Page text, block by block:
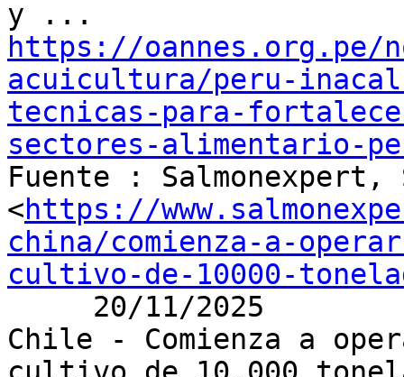
https://oannes.org.pe/
acuicultura/peru-
tecnicas-para-
sectores-alimentario-
Fuente : Salmonexpert,
<https://
china/comienza-a-
cultivo-de-10000-
Chile - Comienza a